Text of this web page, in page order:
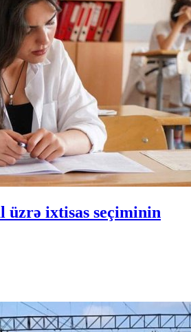
üzrə ixtisas seçiminin